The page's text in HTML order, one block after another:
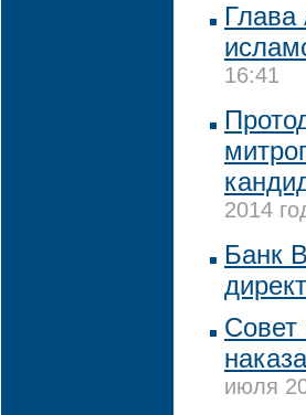
Глава
16:41
2014
Банк
Совет
июля